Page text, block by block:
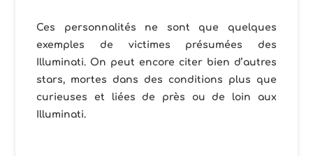
Ces personnalités ne sont que quelques
exemples de victimes présumées des
Illuminati. On peut encore citer bien d’autres
stars, mortes dans des conditions plus que
curieuses et liées de près ou de loin aux
Illuminati.